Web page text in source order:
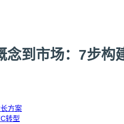
方案
转型
念到市场：7步构